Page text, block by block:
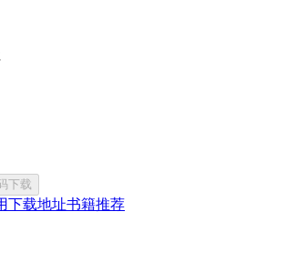
下载
下载地址书籍推荐